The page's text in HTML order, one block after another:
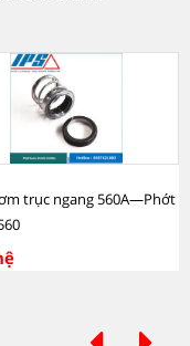
trục ngang 560A—Phớt